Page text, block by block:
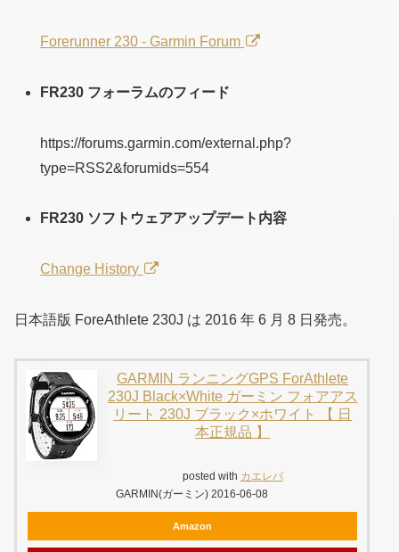
Forerunner 230 - Garmin Forum
FR230 フォーラムのフィード
https://forums.garmin.com/external.php?
type=RSS2&forumids=554
FR230 ソフトウェアアップデート内容
Change History
日本語版 ForeAthlete 230J は 2016 年 6 月 8 日発売。
GARMIN ランニングGPS ForAthlete
230J Black×White ガーミン フォアアス
リート 230J ブラック×ホワイト 【 日
本正規品 】
posted with カエレバ
GARMIN(ガーミン) 2016-06-08
Amazon